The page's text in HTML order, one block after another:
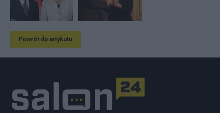
Powrót do artykułu